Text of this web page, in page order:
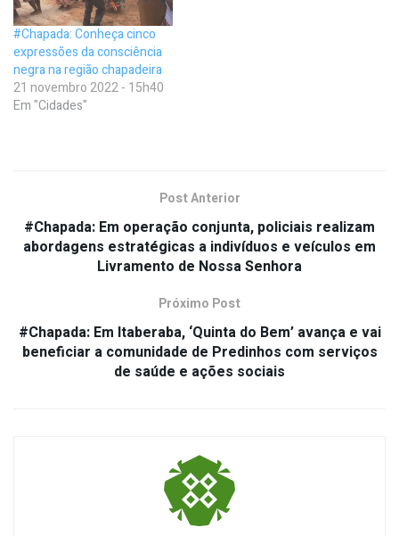
#Chapada: Conheça cinco
expressões da consciência
negra na região chapadeira
21 novembro 2022 - 15h40
Em "Cidades"
Post Anterior
#Chapada: Em operação conjunta, policiais realizam
abordagens estratégicas a indivíduos e veículos em
Livramento de Nossa Senhora
Próximo Post
#Chapada: Em Itaberaba, ‘Quinta do Bem’ avança e vai
beneficiar a comunidade de Predinhos com serviços
de saúde e ações sociais